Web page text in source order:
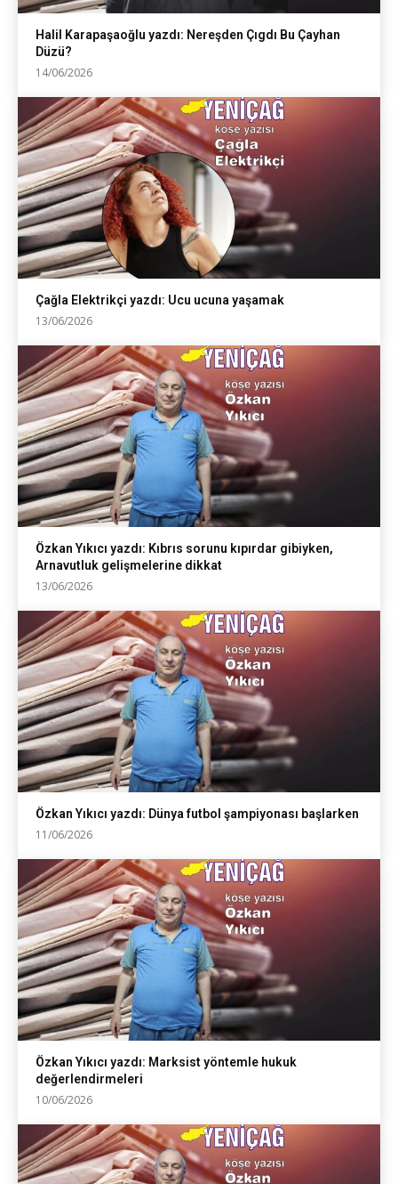
Halil Karapaşaoğlu yazdı: Nereşden Çıgdı Bu Çayhan
Düzü?
14/06/2026
Çağla Elektrikçi yazdı: Ucu ucuna yaşamak
13/06/2026
Özkan Yıkıcı yazdı: Kıbrıs sorunu kıpırdar gibiyken,
Arnavutluk gelişmelerine dikkat
13/06/2026
Özkan Yıkıcı yazdı: Dünya futbol şampiyonası başlarken
11/06/2026
Özkan Yıkıcı yazdı: Marksist yöntemle hukuk
değerlendirmeleri
10/06/2026